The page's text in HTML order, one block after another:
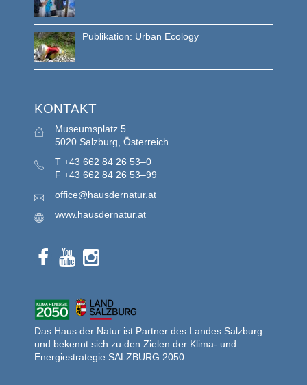
Publikation: Urban Ecology
KONTAKT
Museumsplatz 5
5020 Salzburg, Österreich
T +43 662 84 26 53–0
F +43 662 84 26 53–99
office@hausdernatur.at
www.hausdernatur.at
Das Haus der Natur ist Partner des Landes Salzburg
und bekennt sich zu den Zielen der Klima- und
Energiestrategie SALZBURG 2050